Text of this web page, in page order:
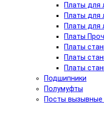
Платы для
Платы для
Платы для
Платы
Платы
Платы
Платы
Подшипники
Полумуфты
Посты